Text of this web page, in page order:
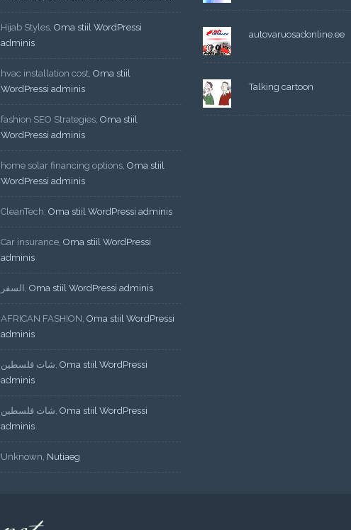
Hijab Styles Oma stiil WordPressi
adminis
hvac installation cost Oma stiil
WordPressi adminis
fashion SEO Strategies Oma stiil
WordPressi adminis
home solar financing options Oma stiil
WordPressi adminis
CleanTech Oma stiil WordPressi adminis
Car insurance Oma stiil WordPressi
adminis
السفر Oma stiil WordPressi adminis
AFRICAN FASHION Oma stiil WordPressi
adminis
شات فلسطين Oma stiil WordPressi
adminis
شات فلسطين Oma stiil WordPressi
adminis
Unknown Nutiaeg
autovaruosadonline.ee
Talking cartoon